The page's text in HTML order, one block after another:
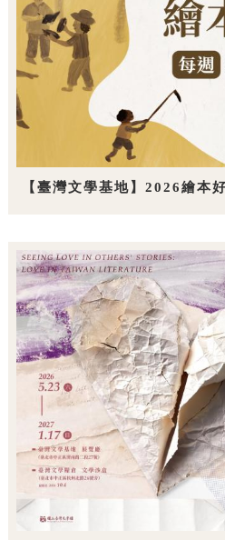
【臺灣文學基地】2026繪本